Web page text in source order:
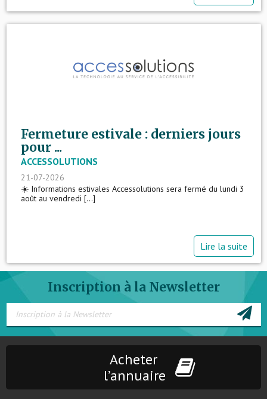
Fermeture estivale : derniers jours
pour ...
ACCESSOLUTIONS
21-07-2026
☀️ Informations estivales Accessolutions sera fermé du lundi 3
août au vendredi [...]
Lire la suite
Inscription à la Newsletter
Acheter
l’annuaire